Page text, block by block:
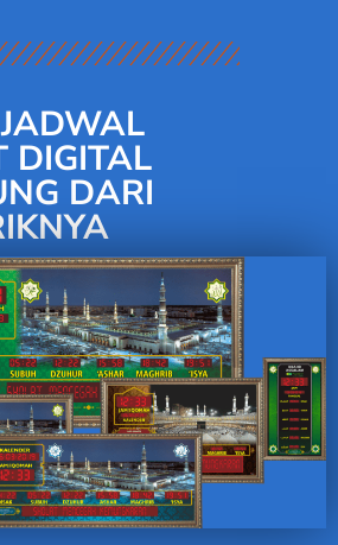
DIGITAL
DARI